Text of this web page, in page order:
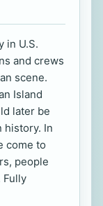
in U.S.
and crews
scene.
Island
later be
history. In
come to
people
Fully